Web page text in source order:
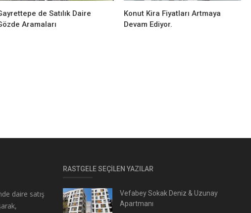
de Satılık Daire
Aramaları
Konut Kira Fiyatları Artmaya
Devam Ediyor.
daire satış
RASTGELE SEÇILEN YAZILAR
Vefabey Sokak Deniz & Uzunay
Apartmanı